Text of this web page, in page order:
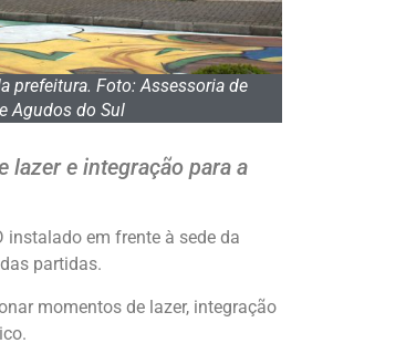
prefeitura. Foto: Assessoria de
Agudos do Sul
lazer e integração para a
em frente à sede da
partidas.
momentos de lazer, integração